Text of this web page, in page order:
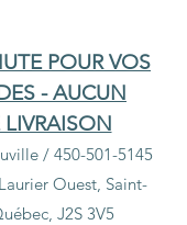
POUR VOS
- AUCUN
LIVRAISON
/ 450-501-5145
Ouest, Saint-
J2S 3V5